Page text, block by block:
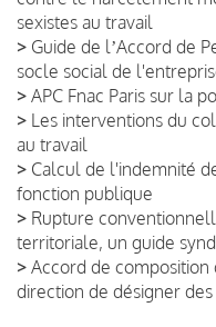
sexistes au travail
> Guide de lʼAccord de
socle social de
> APC Fnac Paris sur la
> Les interventions du
au travail
> Calcul de l'indemnité
fonction publique
> Rupture
territoriale, un guide
> Accord de composition
direction de désigner